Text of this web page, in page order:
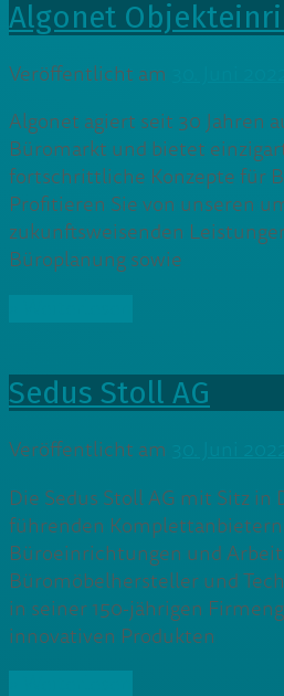
Algonet
Veröffentlicht am
Algonet agiert seit 30 Jahren
Büromarkt und bietet
fortschrittliche Konzepte für
Profitieren Sie von unseren
zukunftsweisenden
Büroplanung sowie
Sedus Stoll AG
Veröffentlicht am
Die Sedus Stoll AG mit Sitz in
führenden
Büroeinrichtungen und
Büromöbelhersteller und
in seiner 150-jährigen
innovativen Produkten